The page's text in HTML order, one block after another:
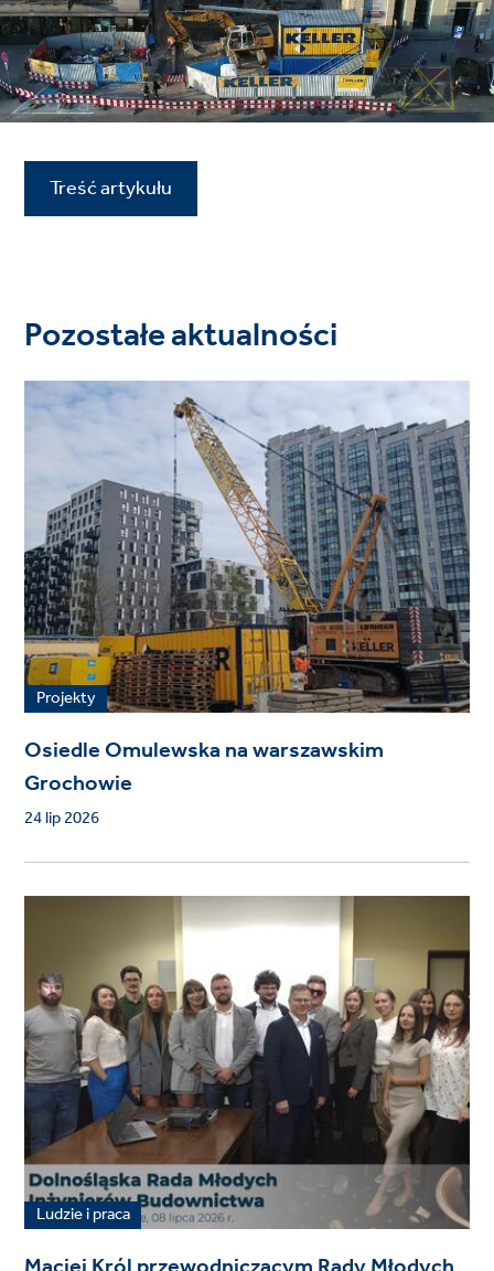
Treść artykułu
Pozostałe aktualności
Projekty
Osiedle Omulewska na warszawskim
Grochowie
24 lip 2026
Ludzie i praca